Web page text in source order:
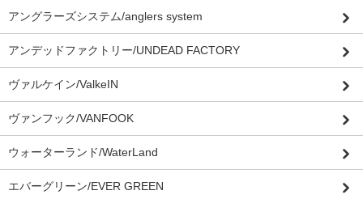
アングラーズシステム/anglers system
アンデッドファクトリー/UNDEAD FACTORY
ヴァルケイン/ValkeIN
ヴァンフック/VANFOOK
ウォーターランド/WaterLand
エバーグリーン/EVER GREEN